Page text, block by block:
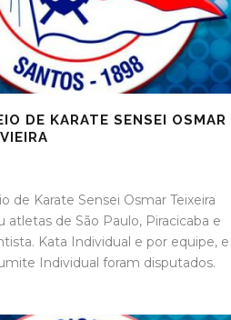
DE KARATE SENSEI OSMAR
de Karate Sensei Osmar Teixeira
atletas de São Paulo, Piracicaba e
Kata Individual e por equipe, e
Individual foram disputados.